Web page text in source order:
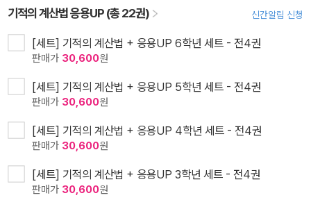
기적의 계산법 응용UP (총 22권) 신간알림 신청
[세트] 기적의 계산법 + 응용UP 6학년 세트 - 전4권
판매가 30,600원
[세트] 기적의 계산법 + 응용UP 5학년 세트 - 전4권
판매가 30,600원
[세트] 기적의 계산법 + 응용UP 4학년 세트 - 전4권
판매가 30,600원
[세트] 기적의 계산법 + 응용UP 3학년 세트 - 전4권
판매가 30,600원